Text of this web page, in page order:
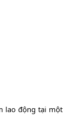
lao động tại một